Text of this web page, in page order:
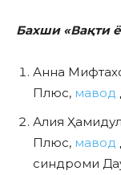
Бахши «Вақти
Анна
Плюс, мавод
Алия
Плюс, мавод
синдроми